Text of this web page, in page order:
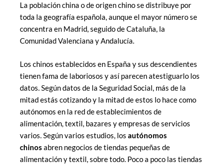
La población china o de origen chino se distribuye por
toda la geografía española, aunque el mayor número se
concentra en Madrid, seguido de Cataluña, la
Comunidad Valenciana y Andalucía.
Los chinos establecidos en España y sus descendientes
tienen fama de laboriosos y así parecen atestiguarlo los
datos. Según datos de la Seguridad Social, más de la
mitad estás cotizando y la mitad de estos lo hace como
autónomos en la red de establecimientos de
alimentación, textil, bazares y empresas de servicios
varios. Según varios estudios, los autónomos
chinos abren negocios de tiendas pequeñas de
alimentación y textil, sobre todo. Poco a poco las tiendas